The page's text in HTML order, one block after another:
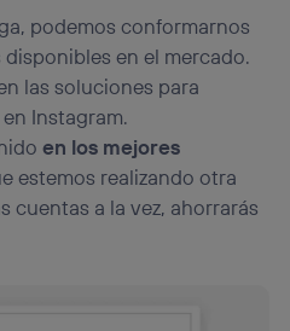
podemos conformarnos
en el mercado.
las soluciones para
Instagram.
en los mejores
estemos realizando otra
cuentas a la vez, ahorrarás
recibirá el mismo
banda ancha (p. ej., Wi-Fi),
en función de las
de los miembros del hogar
, el marketing será más
únicamente en la
móvil.
Utiq seleccionando
información, consulta